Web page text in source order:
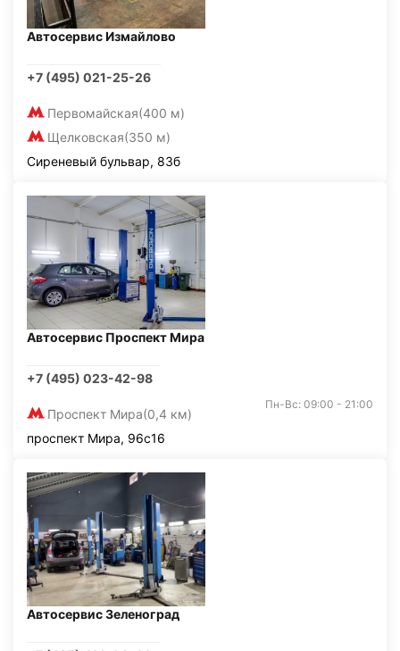
Автосервис Измайлово
+7 (495) 021-25-26
Первомайская(400 м)
Щелковская(350 м)
Сиреневый бульвар, 83б
Автосервис Проспект Мира
+7 (495) 023-42-98
Проспект Мира(0,4 км)
Пн-Вс: 09:00 - 21:00
проспект Мира, 96с16
Автосервис Зеленоград